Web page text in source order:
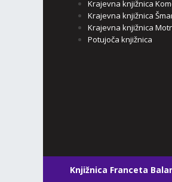
Krajevna knjižnica
Krajevna knjižnica
Krajevna knjižnica
Potujoča knjižnica
Knjižnica Franceta